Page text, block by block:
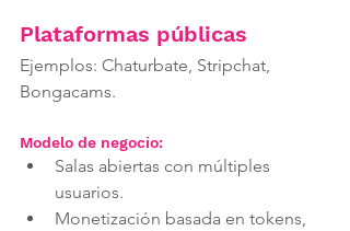
Plataformas públicas
Ejemplos: Chaturbate, Stripchat,
Bongacams.
Modelo de negocio:
Salas abiertas con múltiples
usuarios.
Monetización basada en tokens,